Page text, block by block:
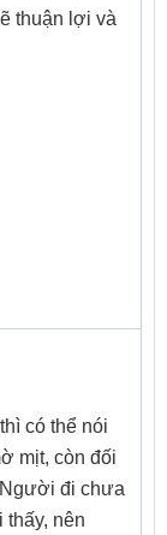
thuận lợi và
có thể nói
mịt, còn đối
đi chưa
nên